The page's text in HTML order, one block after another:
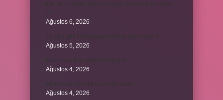
Kur’an’ı baştan sona okuyup bitirmeye ne denir
Ağustos 6, 2026
Ağustos 5, 2026
Ağustos 4, 2026
Ağustos 4, 2026